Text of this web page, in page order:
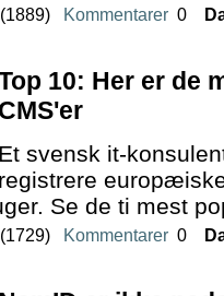
(1889) Kommentarer 0
10: Her er de
CMS'er
Et svensk it-
registrere
Se de ti mest
(1729) Kommentarer 0